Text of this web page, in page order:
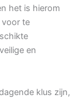
het is hierom
te
en
klus zijn,